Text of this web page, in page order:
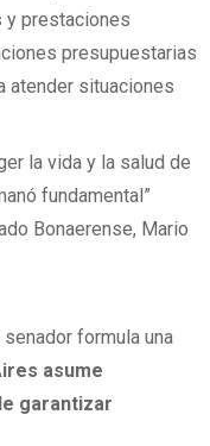
y prestaciones
presupuestarias
atender situaciones
la vida y la salud de
fundamental”
Bonaerense, Mario
formula una
asume
garantizar